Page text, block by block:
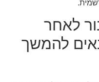
לאחר
להמשך